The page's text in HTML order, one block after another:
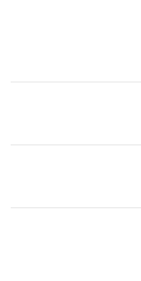
التي ارتبطت
خاصة، حيث يحرص